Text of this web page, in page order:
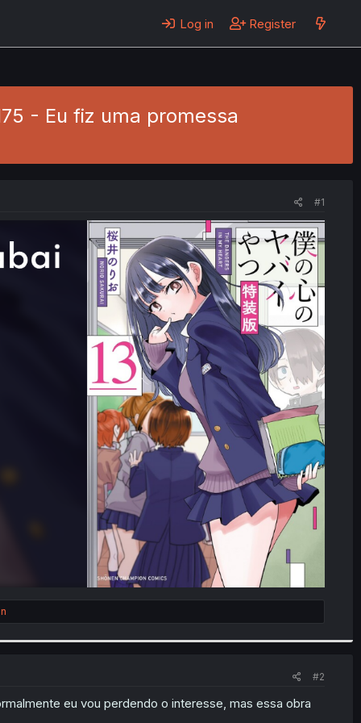
Log in Register
- Eu fiz uma promessa
#1
#2
eu vou perdendo o interesse, mas essa obra